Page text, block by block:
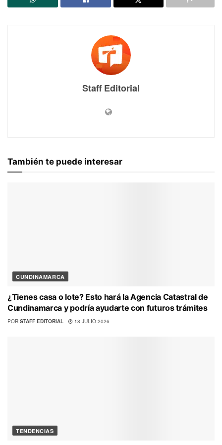
Staff Editorial
También te puede interesar
CUNDINAMARCA
¿Tienes casa o lote? Esto hará la Agencia Catastral de
Cundinamarca y podría ayudarte con futuros trámites
POR STAFF EDITORIAL 18 JULIO 2026
TENDENCIAS